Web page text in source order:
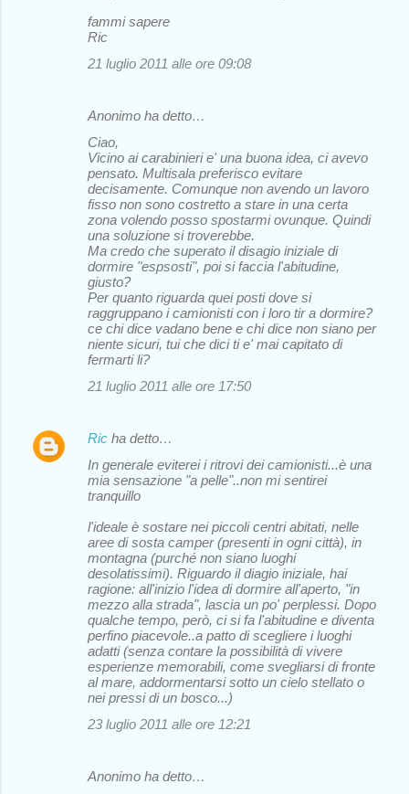
fammi sapere
Ric
21 luglio 2011 alle ore 09:08
Anonimo ha detto…
Ciao,
Vicino ai carabinieri e' una buona idea, ci avevo
pensato. Multisala preferisco evitare
decisamente. Comunque non avendo un lavoro
fisso non sono costretto a stare in una certa
zona volendo posso spostarmi ovunque. Quindi
una soluzione si troverebbe.
Ma credo che superato il disagio iniziale di
dormire "espsosti", poi si faccia l'abitudine,
giusto?
Per quanto riguarda quei posti dove si
raggruppano i camionisti con i loro tir a dormire?
ce chi dice vadano bene e chi dice non siano per
niente sicuri, tui che dici ti e' mai capitato di
fermarti li?
21 luglio 2011 alle ore 17:50
Ric ha detto…
In generale eviterei i ritrovi dei camionisti...è una
mia sensazione "a pelle"..non mi sentirei
tranquillo
l'ideale è sostare nei piccoli centri abitati, nelle
aree di sosta camper (presenti in ogni città), in
montagna (purché non siano luoghi
desolatissimi). Riguardo il diagio iniziale, hai
ragione: all'inizio l'idea di dormire all'aperto, "in
mezzo alla strada", lascia un po' perplessi. Dopo
qualche tempo, però, ci si fa l'abitudine e diventa
perfino piacevole..a patto di scegliere i luoghi
adatti (senza contare la possibilità di vivere
esperienze memorabili, come svegliarsi di fronte
al mare, addormentarsi sotto un cielo stellato o
nei pressi di un bosco...)
23 luglio 2011 alle ore 12:21
Anonimo ha detto…